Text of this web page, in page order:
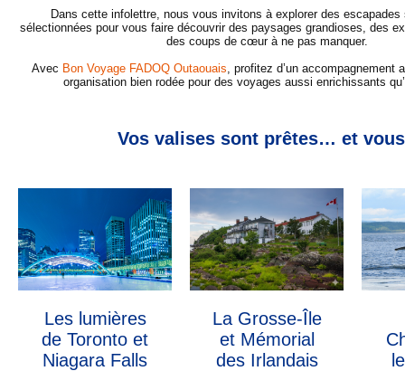
Dans cette infolettre, nous vous invitons à explorer des escapades
sélectionnées pour vous faire découvrir des paysages grandioses, des
des coups de cœur à ne pas manquer.
Avec Bon Voyage FADOQ Outaouais, profitez d’un accompagnement
organisation bien rodée pour des voyages aussi enrichissants
Vos valises sont prêtes… et
Les lumières
de Toronto et
Niagara Falls
La Grosse-Île
et Mémorial
des Irlandais